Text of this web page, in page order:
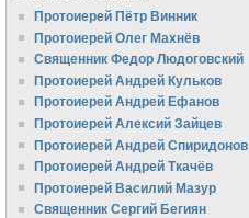
Протоиерей Пётр Винник
Протоиерей Олег Махнёв
Священник Федор Людоговский
Протоиерей Андрей Кульков
Протоиерей Андрей Ефанов
Протоиерей Алексий Зайцев
Протоиерей Андрей Спиридонов
Протоиерей Андрей Ткачёв
Протоиерей Василий Мазур
Священник Сергий Бегиян